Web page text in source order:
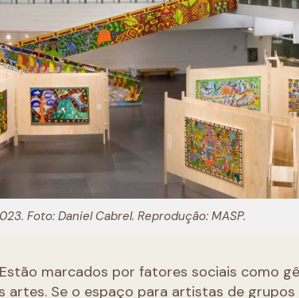
Foto: Daniel Cabrel. Reprodução: MASP.
marcados por fatores sociais como
artes. Se o espaço para artistas de grupos